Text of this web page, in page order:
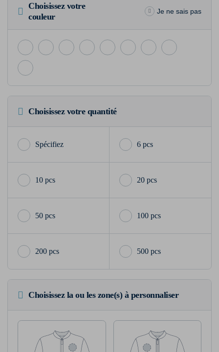
Choisissez votre
couleur
Je ne sais pas
Choisissez votre quantité
6 pcs
10 pcs 20 pcs
50 pcs 100 pcs
200 pcs 500 pcs
Choisissez la ou les zone(s) à personnaliser